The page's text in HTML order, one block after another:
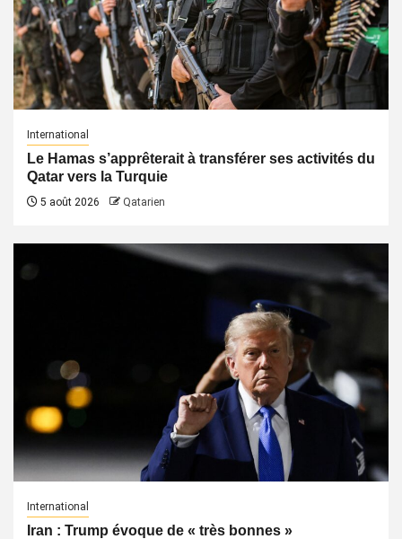
International
Le Hamas s’apprêterait à transférer ses activités du
Qatar vers la Turquie
5 août 2026 Qatarien
International
Iran : Trump évoque de « très bonnes »